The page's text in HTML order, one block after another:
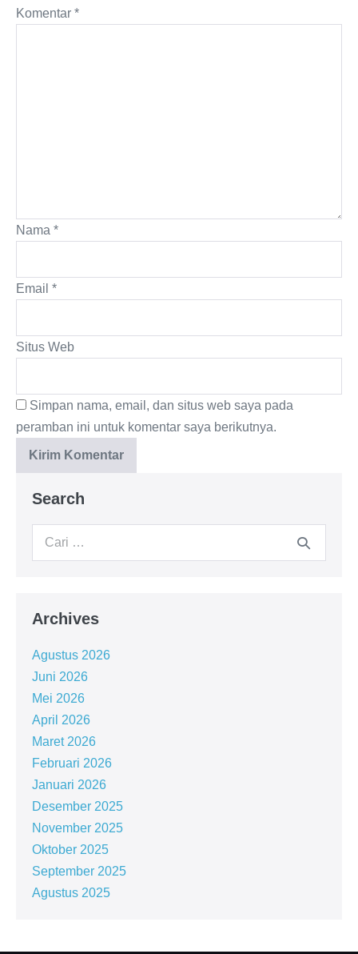
Komentar *
Nama *
Email *
Situs Web
Simpan nama, email, dan situs web saya pada
peramban ini untuk komentar saya berikutnya.
Search
Archives
Agustus 2026
Juni 2026
Mei 2026
April 2026
Maret 2026
Februari 2026
Januari 2026
Desember 2025
November 2025
Oktober 2025
September 2025
Agustus 2025